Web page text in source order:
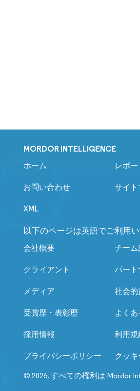
MORDOR INTELLIGENCE
ホーム レポー
お問い合わせ サイ
XML
以下のページは英語でご利用
会社概要 チーム
クライアント パート
メディア 社会的
受賞歴・表彰歴 よくあ
採用情報 利用規
プライバシーポリシー クッ
© 2026. すべての権利は Mordor